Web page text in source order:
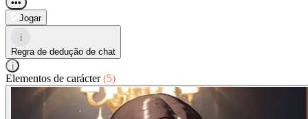
•••
Jogar
i
Regra de dedução de chat
i
Elementos de carácter(5)